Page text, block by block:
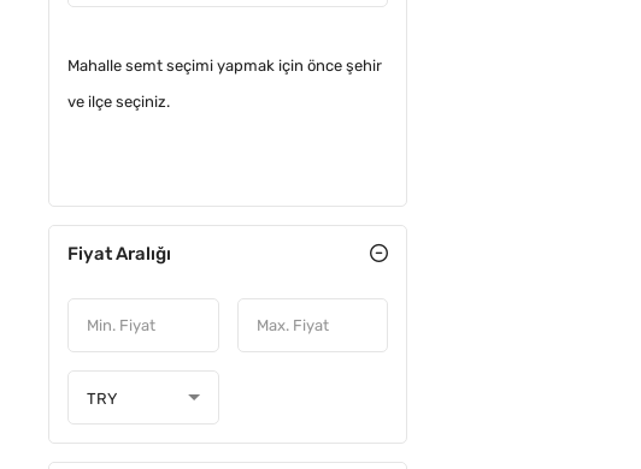
Mahalle semt seçimi yapmak için önce şehir
ve ilçe seçiniz.
Fiyat Aralığı
TRY